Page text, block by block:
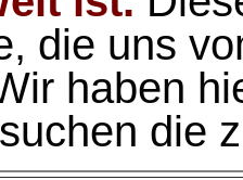
die uns
haben
die